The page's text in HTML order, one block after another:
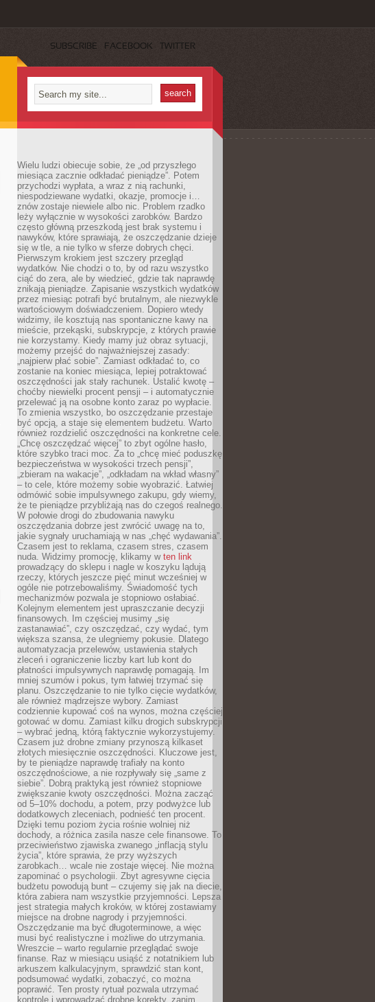
SUBSCRIBE FACEBOOK TWITTER
Wielu ludzi obiecuje sobie, że „od przyszłego
miesiąca zacznie odkładać pieniądze”. Potem
przychodzi wypłata, a wraz z nią rachunki,
niespodziewane wydatki, okazje, promocje i…
znów zostaje niewiele albo nic. Problem rzadko
leży wyłącznie w wysokości zarobków. Bardzo
często główną przeszkodą jest brak systemu i
nawyków, które sprawiają, że oszczędzanie dzieje
się w tle, a nie tylko w sferze dobrych chęci.
Pierwszym krokiem jest szczery przegląd
wydatków. Nie chodzi o to, by od razu wszystko
ciąć do zera, ale by wiedzieć, gdzie tak naprawdę
znikają pieniądze. Zapisanie wszystkich wydatków
przez miesiąc potrafi być brutalnym, ale niezwykle
wartościowym doświadczeniem. Dopiero wtedy
widzimy, ile kosztują nas spontaniczne kawy na
mieście, przekąski, subskrypcje, z których prawie
nie korzystamy. Kiedy mamy już obraz sytuacji,
możemy przejść do najważniejszej zasady:
„najpierw płać sobie”. Zamiast odkładać to, co
zostanie na koniec miesiąca, lepiej potraktować
oszczędności jak stały rachunek. Ustalić kwotę –
choćby niewielki procent pensji – i automatycznie
przelewać ją na osobne konto zaraz po wypłacie.
To zmienia wszystko, bo oszczędzanie przestaje
być opcją, a staje się elementem budżetu. Warto
również rozdzielić oszczędności na konkretne cele.
„Chcę oszczędzać więcej” to zbyt ogólne hasło,
które szybko traci moc. Za to „chcę mieć poduszkę
bezpieczeństwa w wysokości trzech pensji”,
„zbieram na wakacje”, „odkładam na wkład własny”
– to cele, które możemy sobie wyobrazić. Łatwiej
odmówić sobie impulsywnego zakupu, gdy wiemy,
że te pieniądze przybliżają nas do czegoś realnego.
W połowie drogi do zbudowania nawyku
oszczędzania dobrze jest zwrócić uwagę na to,
jakie sygnały uruchamiają w nas „chęć wydawania”.
Czasem jest to reklama, czasem stres, czasem
nuda. Widzimy promocję, klikamy w ten link
prowadzący do sklepu i nagle w koszyku lądują
rzeczy, których jeszcze pięć minut wcześniej w
ogóle nie potrzebowaliśmy. Świadomość tych
mechanizmów pozwala je stopniowo osłabiać.
Kolejnym elementem jest upraszczanie decyzji
finansowych. Im częściej musimy „się
zastanawiać”, czy oszczędzać, czy wydać, tym
większa szansa, że ulegniemy pokusie. Dlatego
automatyzacja przelewów, ustawienia stałych
zleceń i ograniczenie liczby kart lub kont do
płatności impulsywnych naprawdę pomagają. Im
mniej szumów i pokus, tym łatwiej trzymać się
planu. Oszczędzanie to nie tylko cięcie wydatków,
ale również mądrzejsze wybory. Zamiast
codziennie kupować coś na wynos, można częściej
gotować w domu. Zamiast kilku drogich subskrypcji
– wybrać jedną, którą faktycznie wykorzystujemy.
Czasem już drobne zmiany przynoszą kilkaset
złotych miesięcznie oszczędności. Kluczowe jest,
by te pieniądze naprawdę trafiały na konto
oszczędnościowe, a nie rozpływały się „same z
siebie”. Dobrą praktyką jest również stopniowe
zwiększanie kwoty oszczędności. Można zacząć
od 5–10% dochodu, a potem, przy podwyżce lub
dodatkowych zleceniach, podnieść ten procent.
Dzięki temu poziom życia rośnie wolniej niż
dochody, a różnica zasila nasze cele finansowe. To
przeciwieństwo zjawiska zwanego „inflacją stylu
życia”, które sprawia, że przy wyższych
zarobkach… wcale nie zostaje więcej. Nie można
zapominać o psychologii. Zbyt agresywne cięcia
budżetu powodują bunt – czujemy się jak na diecie,
która zabiera nam wszystkie przyjemności. Lepsza
jest strategia małych kroków, w której zostawiamy
miejsce na drobne nagrody i przyjemności.
Oszczędzanie ma być długoterminowe, a więc
musi być realistyczne i możliwe do utrzymania.
Wreszcie – warto regularnie przeglądać swoje
finanse. Raz w miesiącu usiąść z notatnikiem lub
arkuszem kalkulacyjnym, sprawdzić stan kont,
podsumować wydatki, zobaczyć, co można
poprawić. Ten prosty rytuał pozwala utrzymać
kontrolę i wprowadzać drobne korekty, zanim